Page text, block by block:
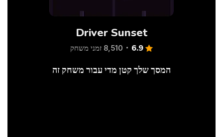
Driver Sunset
6.9 8,510 זמני משחק
המסך שלך קטן מדי עבור משחק זה